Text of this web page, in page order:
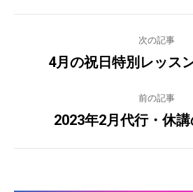
navigation
次の記事
4月の祝日特別レッス
前の記事
Next
2023年2月代行・休